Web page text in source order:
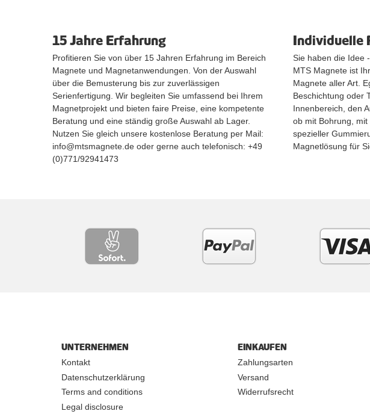
15 Jahre Erfahrung
Profitieren Sie von über 15 Jahren Erfahrung im Bereich
Magnete und Magnetanwendungen. Von der Auswahl
über die Bemusterung bis zur zuverlässigen
Serienfertigung. Wir begleiten Sie umfassend bei Ihrem
Magnetprojekt und bieten faire Preise, eine kompetente
Beratung und eine ständig große Auswahl ab Lager.
Nutzen Sie gleich unsere kostenlose Beratung per Mail:
info@mtsmagnete.de oder gerne auch telefonisch: +49
(0)771/92941473
Individuelle
Sie haben die Idee
MTS Magnete ist
Magnete aller Art.
Beschichtung oder
Innenbereich, den
ob mit Bohrung,
spezieller
Magnetlösung für
UNTERNEHMEN
Kontakt
Datenschutzerklärung
Terms and conditions
Legal disclosure
EINKAUFEN
Zahlungsarten
Versand
Widerrufsrecht